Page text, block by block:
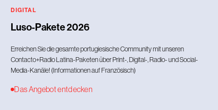
DIGITAL
Luso-Pakete 2026
Erreichen Sie die gesamte portugiesische Community mit unseren
Contacto+Radio Latina-Paketen über Print-, Digital-, Radio- und Social-
Media-Kanäle! (Informationen auf Französisch)
Das Angebot entdecken